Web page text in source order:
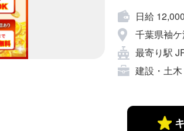
日給
千葉県袖
最寄り駅
建設・土